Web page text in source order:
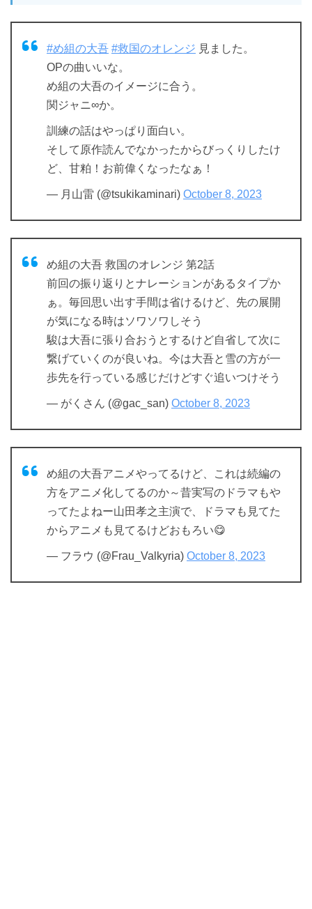
#め組の大吾 #救国のオレンジ 見ました。
OPの曲いいな。
め組の大吾のイメージに合う。
関ジャニ∞か。
訓練の話はやっぱり面白い。
そして原作読んでなかったからびっくりしたけ
ど、甘粕！お前偉くなったなぁ！
— 月山雷 (@tsukikaminari) October 8, 2023
め組の大吾 救国のオレンジ 第2話
前回の振り返りとナレーションがあるタイプか
ぁ。毎回思い出す手間は省けるけど、先の展開
が気になる時はソワソワしそう
駿は大吾に張り合おうとするけど自省して次に
繋げていくのが良いね。今は大吾と雪の方が一
歩先を行っている感じだけどすぐ追いつけそう
— がくさん (@gac_san) October 8, 2023
め組の大吾アニメやってるけど、これは続編の
方をアニメ化してるのか～昔実写のドラマもや
ってたよねー山田孝之主演で、ドラマも見てた
からアニメも見てるけどおもろい😋
— フラウ (@Frau_Valkyria) October 8, 2023